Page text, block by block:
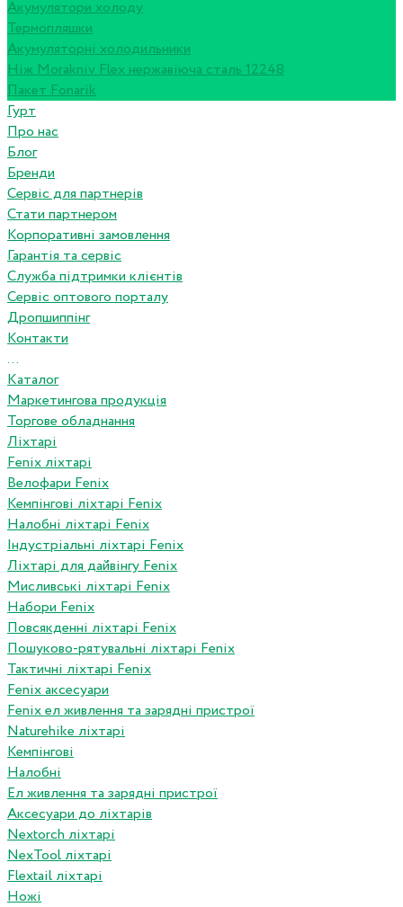
Акумулятори холоду
Термопляшки
Акумуляторні холодильники
Ніж Morakniv Flex нержавіюча сталь 12248
Пакет Fonarik
Гурт
Про нас
Блог
Бренди
Сервіс для партнерів
Стати партнером
Корпоративні замовлення
Гарантія та сервіс
Служба підтримки клієнтів
Сервіс оптового порталу
Дропшиппінг
Контакти
...
Каталог
Маркетингова продукція
Торгове обладнання
Ліхтарі
Fenix ліхтарі
Велофари Fenix
Кемпінгові ліхтарі Fenix
Налобні ліхтарі Fenix
Індустріальні ліхтарі Fenix
Ліхтарі для дайвінгу Fenix
Мисливські ліхтарі Fenix
Набори Fenix
Повсякденні ліхтарі Fenix
Пошуково-рятувальні ліхтарі Fenix
Тактичні ліхтарі Fenix
Fenix аксесуари
Fenix ел живлення та зарядні пристрої
Naturehike ліхтарі
Кемпінгові
Налобні
Ел живлення та зарядні пристрої
Аксесуари до ліхтарів
Nextorch ліхтарі
NexTool ліхтарі
Flextail ліхтарі
Ножі